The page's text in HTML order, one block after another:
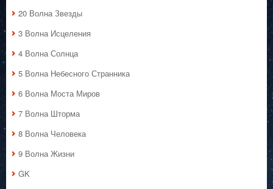
20 Волна Звезды
3 Волна Исцеления
4 Волна Солнца
5 Волна Небесного Странника
6 Волна Моста Миров
7 Волна Шторма
8 Волна Человека
9 Волна Жизни
GK